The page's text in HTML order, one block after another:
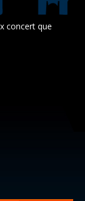
concert que